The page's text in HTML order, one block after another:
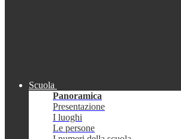
Scuola
Panoramica
Presentazione
I luoghi
Le persone